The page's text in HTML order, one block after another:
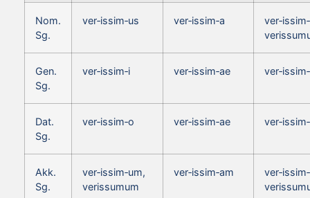
Nom.
Sg.
ver‑issim‑us ver‑issim‑a
Gen.
Sg.
ver‑issim‑i ver‑issim‑ae
Dat.
Sg.
ver‑issim‑o ver‑issim‑ae
Akk.
Sg.
ver‑issim‑um,
verissumum
ver‑issim‑am